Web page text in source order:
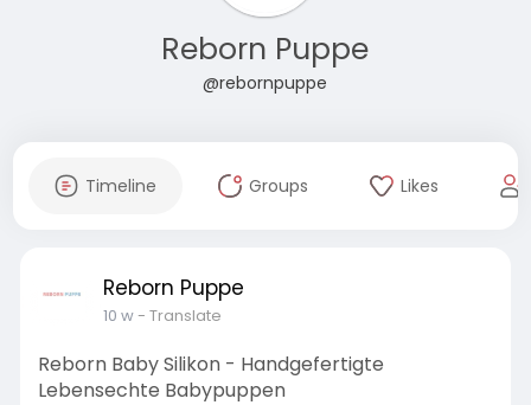
Reborn Puppe
@rebornpuppe
Timeline Groups Likes
Reborn Puppe
10 w- Translate
Reborn Baby Silikon - Handgefertigte
Lebensechte Babypuppen